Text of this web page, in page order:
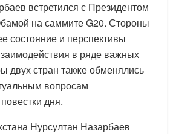
встретился с Президентом
на саммите G20. Стороны
состояние и перспективы
в ряде важных
двух стран также обменялись
вопросам
дня.
Нурсултан Назарбаев